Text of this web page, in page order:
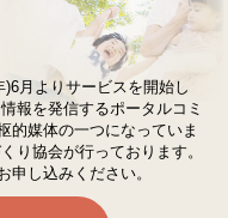
月よりサービスを開始し
報を発信するポータルコミ
的媒体の一つになっていま
り協会が行っております。
申し込みください。